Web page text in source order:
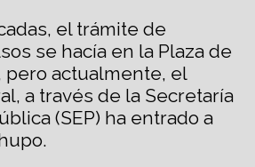
el trámite de
se hacía en la Plaza de
pero actualmente, el
a través de la Secretaría
(SEP) ha entrado a